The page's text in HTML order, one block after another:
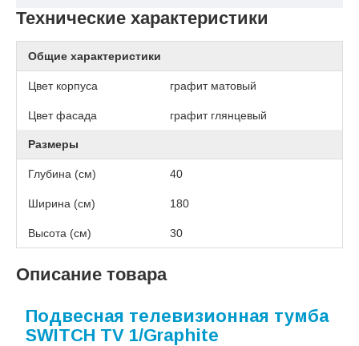
Технические характеристики
Общие характеристики
Цвет корпуса графит матовый
Цвет фасада графит глянцевый
Размеры
Глубина (см) 40
Ширина (см) 180
Высота (см) 30
Описание товара
Подвесная телевизионная тумба
SWITCH TV 1/Graphite